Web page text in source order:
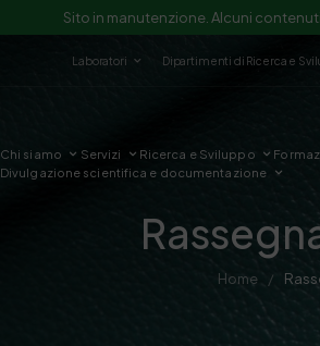
Sito in manutenzione. Alcuni
Laboratori Dipartimenti di Ricerca e
Chi siamo Servizi Ricerca e Sviluppo
Divulgazione scientifica e documentazione
Home /